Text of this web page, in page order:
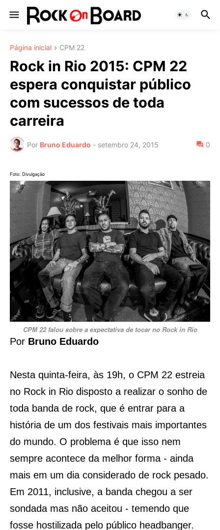
Página inicial CPM 22
Rock in Rio 2015: CPM 22
espera conquistar público
com sucessos de toda
carreira
Por Bruno Eduardo - setembro 24, 2015 0
Foto: Divulgação
CPM 22 falou sobre a expectativa de tocar no Rock in Rio
Por Bruno Eduardo
Nesta quinta-feira, às 19h, o CPM 22 estreia
no Rock in Rio disposto a realizar o sonho de
toda banda de rock, que é entrar para a
história de um dos festivais mais importantes
do mundo. O problema é que isso nem
sempre acontece da melhor forma - ainda
mais em um dia considerado de rock pesado.
Em 2011, inclusive, a banda chegou a ser
sondada mas não aceitou - temendo que
fosse hostilizada pelo público headbanger.